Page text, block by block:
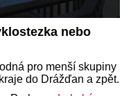
nebo
pro menší skupiny
do Drážďan a zpět.